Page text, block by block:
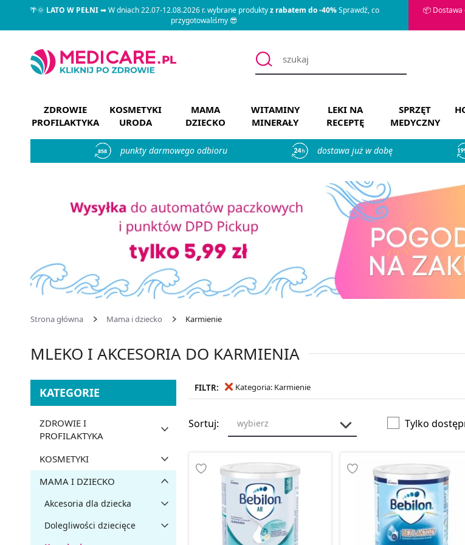
🌴🌞LATO W PEŁNI➡ W dniach 22.07-12.08.2026 r. wybrane produktyz rabatem do -40%Sprawdź, co
przygotowaliśmy 😎
📦 Dostawa
ZDROWIE
PROFILAKTYKA
KOSMETYKI
URODA
MAMA
DZIECKO
WITAMINY
MINERAŁY
LEKI NA
RECEPTĘ
SPRZĘT
MEDYCZNY
858 punkty darmowego odbioru dostawa już w dobę
Strona główna Mama i dziecko Karmienie
MLEKO I AKCESORIA DO KARMIENIA
KATEGORIE
ZDROWIE I
PROFILAKTYKA
KOSMETYKI
MAMA I DZIECKO
Akcesoria dla dziecka
Dolegliwości dziecięce
FILTR: Kategoria: Karmienie
Sortuj: wybierz Tylko